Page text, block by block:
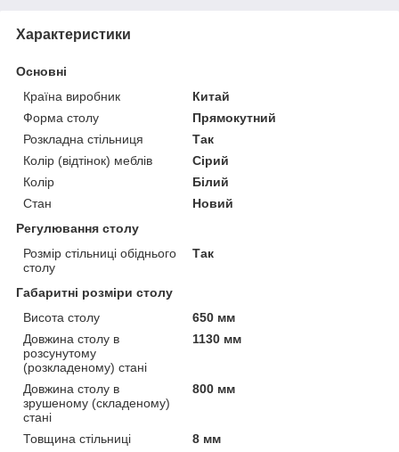
Характеристики
Основні
Країна виробник
Китай
Форма столу
Прямокутний
Розкладна стільниця
Так
Колір (відтінок) меблів
Сірий
Колір
Білий
Стан
Новий
Регулювання столу
Розмір стільниці обіднього
столу
Так
Габаритні розміри столу
Висота столу
650 мм
Довжина столу в
розсунутому
(розкладеному) стані
1130 мм
Довжина столу в
зрушеному (складеному)
стані
800 мм
Товщина стільниці
8 мм